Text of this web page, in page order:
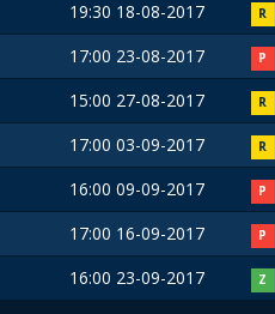
19:30 18-08-2017 R
17:00 23-08-2017 P
15:00 27-08-2017 R
17:00 03-09-2017 R
16:00 09-09-2017 P
17:00 16-09-2017 P
16:00 23-09-2017 Z